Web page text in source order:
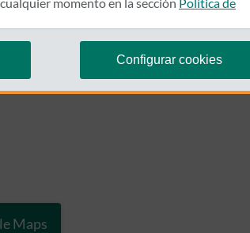
Maps
Configurar cookies